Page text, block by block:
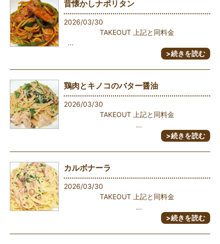
昔懐かしナポリタン
2026/03/30
TAKEOUT 上記と同料金
...
>続きを読む
鶏肉とキノコのバター醤油
2026/03/30
TAKEOUT 上記と同料金
...
>続きを読む
カルボナーラ
2026/03/30
TAKEOUT 上記と同料金
...
>続きを読む